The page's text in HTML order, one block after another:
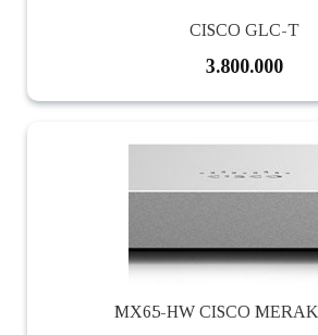
CISCO GLC-T
3.800.000
MX65-HW CISCO